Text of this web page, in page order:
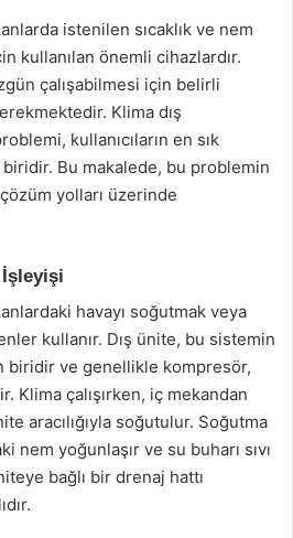
istenilen sıcaklık ve nem
kullanılan önemli cihazlardır.
çalışabilmesi için belirli
Klima dış
kullanıcıların en sık
biridir. Bu makalede, bu problemin
yolları üzerinde
havayı soğutmak veya
kullanır. Dış ünite, bu sistemin
biridir ve genellikle kompresör,
Klima çalışırken, iç mekandan
aracılığıyla soğutulur. Soğutma
nem yoğunlaşır ve su buharı sıvı
bağlı bir drenaj hattı